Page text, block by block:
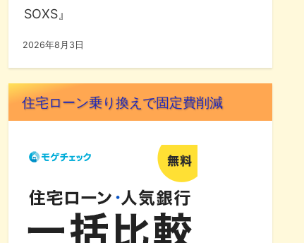
SOXS』
2026年8月3日
住宅ローン乗り換えで固定費削減